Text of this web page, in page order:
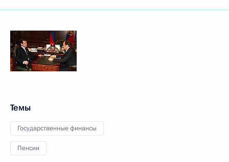
Темы
Государственные финансы
Пенсии